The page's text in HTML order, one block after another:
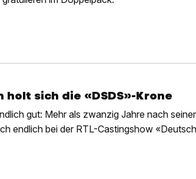
holt sich die «DSDS»-Krone
gut: Mehr als zwanzig Jahre nach
endlich bei der RTL-Castingshow